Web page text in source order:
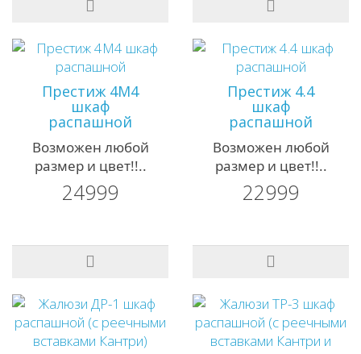
Престиж 4М4
шкаф
распашной
Возможен любой
размер и цвет!!..
24999
Престиж 4.4
шкаф
распашной
Возможен любой
размер и цвет!!..
22999